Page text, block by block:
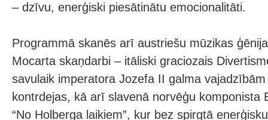
– dzīvu, enerģiski piesātinātu emocionalitāti.
Programmā skanēs arī austriešu mūzikas
Mocarta skaņdarbi – itāliski graciozais
savulaik imperatora Jozefa II galma
kontrdejas, kā arī slavenā norvēģu komponista
“No Holberga laikiem”, kur bez spirgtā